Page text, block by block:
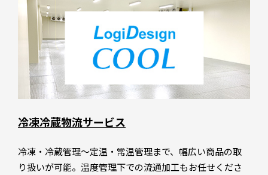
冷凍冷蔵物流サービス
冷凍・冷蔵管理～定温・常温管理まで、幅広い商品の取
り扱いが可能。温度管理下での流通加工もお任せくださ